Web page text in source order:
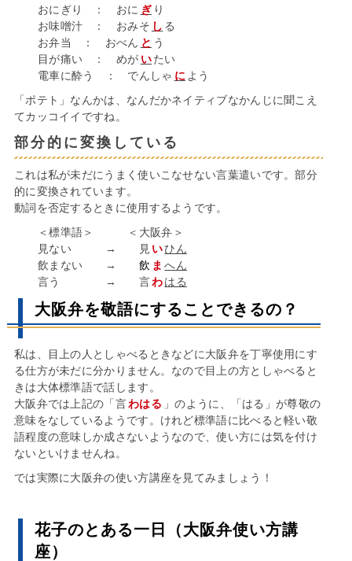
おにぎり ： おに ぎ り
お味噌汁 ： おみそ し る
お弁当 ： おべん と う
目が痛い ： めが いたい
電車に酔う ： でんしゃ に よう
「ポテト」なんかは、なんだかネイティブなかんじに聞こえ
てカッコイイですね。
部分的に変換している
これは私が未だにうまく使いこなせない言葉遣いです。部分
的に変換されています。
動詞を否定するときに使用するようです。
＜標準語＞ ＜大阪弁＞
見ない → 見 いひん
飲まない → 飲 ま へん
言う → 言わはる
大阪弁を敬語にすることできるの？
私は、目上の人としゃべるときなどに大阪弁を丁寧使用にす
る仕方が未だに分かりません。なので目上の方としゃべると
きは大体標準語で話します。
大阪弁では上記の「言わはる 」のように、「はる」が尊敬の
意味をなしているようです。けれど標準語に比べると軽い敬
語程度の意味しか成さないようなので、使い方には気を付け
ないといけませんね。
では実際に大阪弁の使い方講座を見てみましょう！
花子のとある一日（大阪弁使い方講
座）